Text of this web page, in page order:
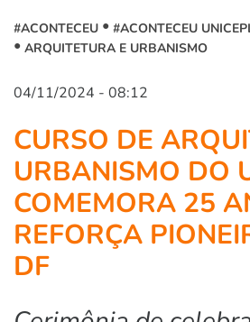
#ACONTECEU
#ACONTECEU
ARQUITETURA E URBANISMO
04/11/2024 - 08:12
CURSO DE
URBANISMO DO
COMEMORA 25
REFORÇA
DF